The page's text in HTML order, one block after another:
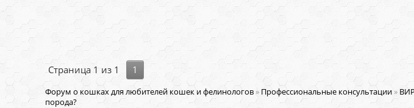
Страница 1 из 1 1
Форум о кошках для любителей кошек и фелинологов» Профессиональные консультации »
порода?